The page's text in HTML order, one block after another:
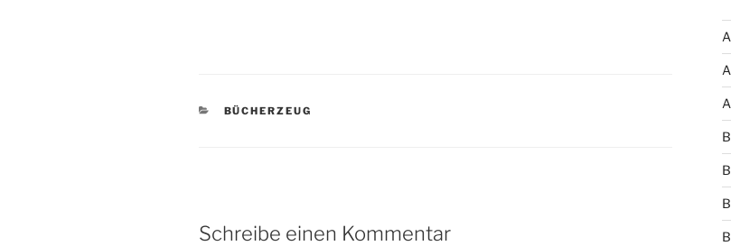
KATEGORIEN
BÜCHERZEUG
Schreibe einen Kommentar